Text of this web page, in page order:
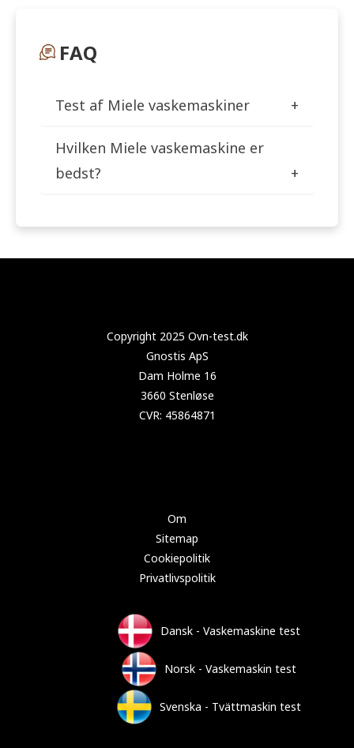
FAQ
Test af Miele vaskemaskiner
Hvilken Miele vaskemaskine er
bedst?
Om
Sitemap
Cookiepolitik
Privatlivspolitik
Dansk - Vaskemaskine test
Norsk - Vaskemaskin test
Svenska - Tvättmaskin test